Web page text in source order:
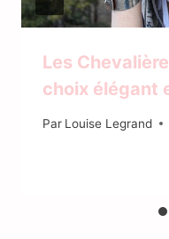
Les
choix élégant
Par Louise Legrand